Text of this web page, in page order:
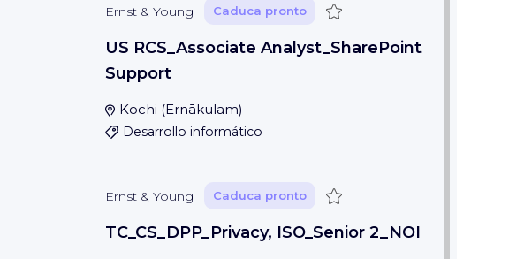
Ernst & Young Caduca pronto Guardar
US RCS_Associate Analyst_SharePoint
Support
Kochi (Ernākulam)
Desarrollo informático
Ernst & Young Caduca pronto Guardar
TC_CS_DPP_Privacy, ISO_Senior 2_NOI